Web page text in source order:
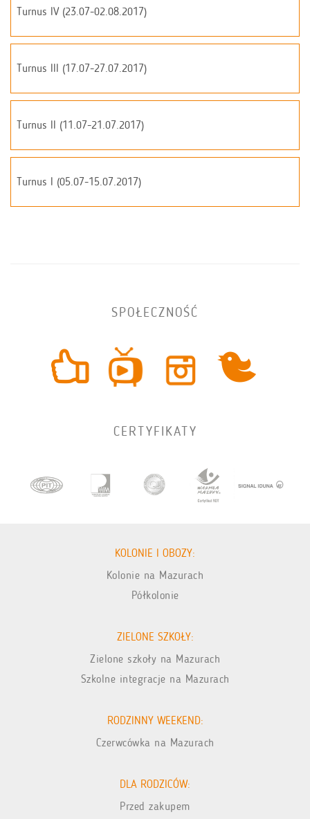
Turnus IV (23.07-02.08.2017)
Turnus III (17.07-27.07.2017)
Turnus II (11.07-21.07.2017)
Turnus I (05.07-15.07.2017)
SPOŁECZNOŚĆ
CERTYFIKATY
KOLONIE I OBOZY:
Kolonie na Mazurach
Półkolonie
ZIELONE SZKOŁY:
Zielone szkoły na Mazurach
Szkolne integracje na Mazurach
RODZINNY WEEKEND:
Czerwcówka na Mazurach
DLA RODZICÓW:
Przed zakupem